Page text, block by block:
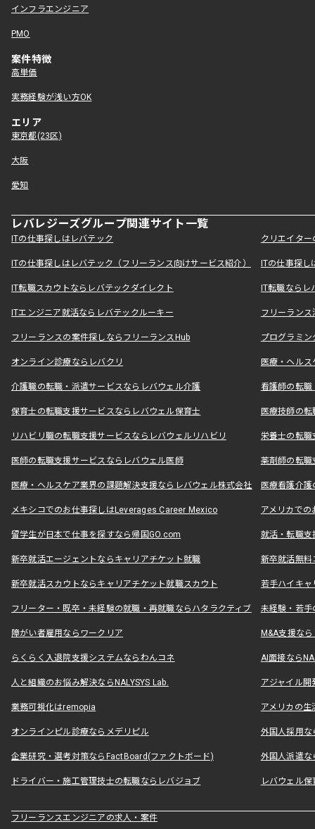
インフラエンジニア
PMO
案件特徴
高単価
実務経験が浅い方OK
エリア
東京都(23区)
大阪
愛知
レバレジーズグループ関連サイト一覧
ITの仕事探しはレバテック クリエイタ
ITの仕事探しはレバテック（フリーランス向けサービス紹介） ITの仕事探
IT転職スカウトならレバテックダイレクト IT転職なら
ITエンジニア就活ならレバテックルーキー フリーラン
フリーランスの案件探しならフリーランスHub プログラミ
オンライン診療ならレバクリ 医療・ヘル
介護職の転職・派遣サービスならレバウェル介護 看護師の転
保育士の転職支援サービスならレバウェル保育士 医療技師の
リハビリ職の転職支援サービスならレバウェルリハビリ 栄養士の転
医師の転職支援サービスならレバウェル医師 薬剤師の転
医療・ヘルスケア業界の課題解決支援ならレバウェル株式会社 医療看護介
メキシコでのお仕事探しはLeverages Career Mexico アメリカで
留学生が日本で仕事を探すなら帰国GO.com 就活・転職
新卒就活エージェントならキャリアチケット就職 新卒就活無料
新卒就活スカウトならキャリアチケット就職スカウト 若手ハイキ
フリーター・既卒・未経験の就職・再就職ならハタラクティブ 未経験・若手
障がい者雇用ならワークリア M&A支援な
らくらく入退院支援システムならわんコネ AI面接なら
人と組織のお悩み解決ならNALYSYS Lab. アジャイル
業務可視化はremopia アメリカの
オンラインピル診療ならメデリピル 外国人採用
企業研究・選考対策ならFactBoard(ファクトボード) 外国人派遣な
ドライバー・施工管理技士の転職ならレバジョブ レバウェル
フリーランスエンジニアの求人・案件